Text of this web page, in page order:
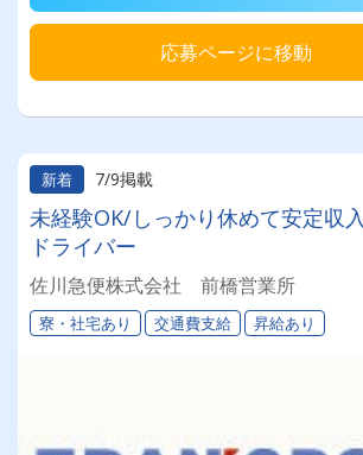
応募ページに移動
新着 7/9掲載
未経験OK/しっかり休めて安定収
ドライバー
佐川急便株式会社 前橋営業所
寮・社宅あり 交通費支給 昇給あり